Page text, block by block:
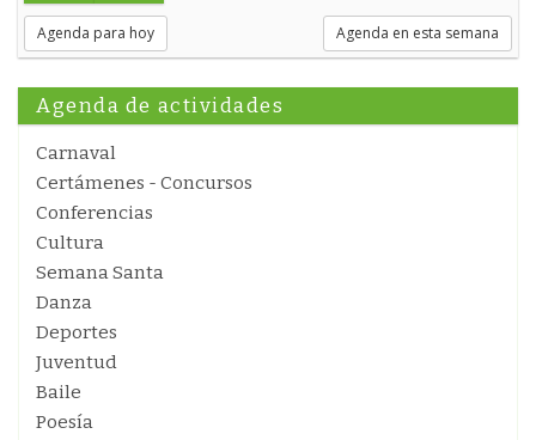
Agenda para hoy Agenda en esta semana
Agenda de actividades
Carnaval
Certámenes - Concursos
Conferencias
Cultura
Semana Santa
Danza
Deportes
Juventud
Baile
Poesía